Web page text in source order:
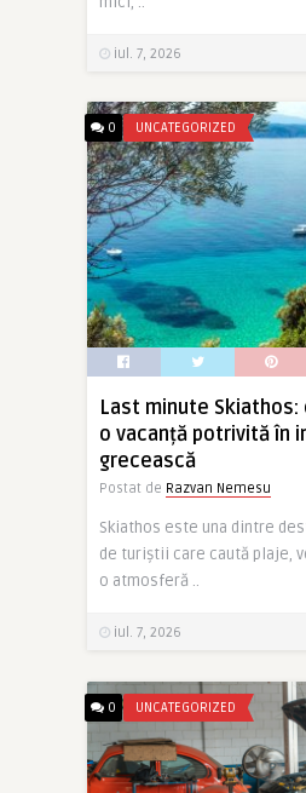
iul. 7, 2026
0 UNCATEGORIZED
Last minute Skiathos:
o vacanță potrivită în
grecească
Postat de Razvan Nemesu
Skiathos este una dintre
de turiștii care caută plaje,
o atmosferă ..
iul. 7, 2026
0 UNCATEGORIZED